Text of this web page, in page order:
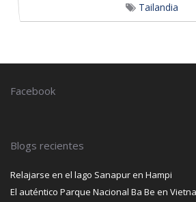
Tailandia
Facebook
Blogs recientes
Relajarse en el lago Sanapur en Hampi
El auténtico Parque Nacional Ba Be en